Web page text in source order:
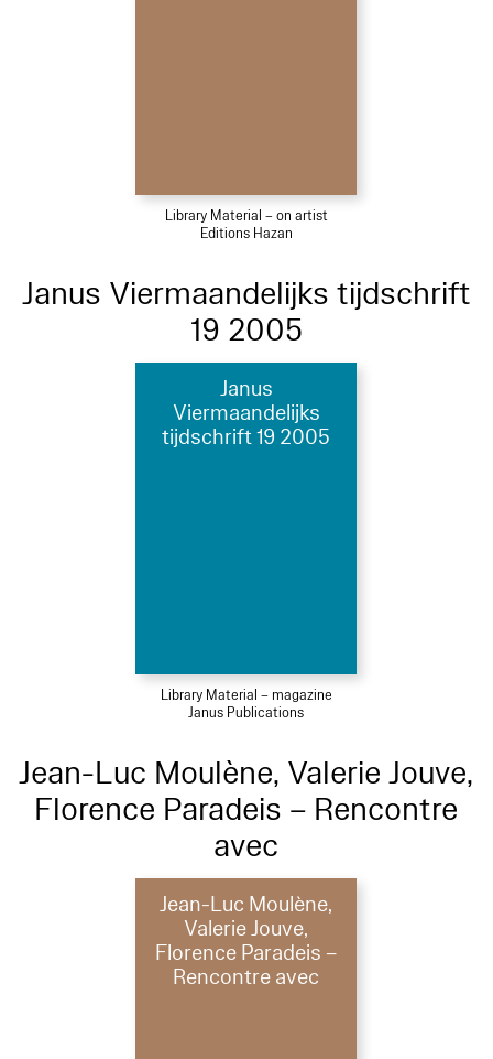
Library Material – on artist
Editions Hazan
Janus Viermaandelijks tijdschrift
19 2005
Janus
Viermaandelijks
tijdschrift 19 2005
Library Material – magazine
Janus Publications
Jean-Luc Moulène, Valerie Jouve,
Florence Paradeis – Rencontre
avec
Jean-Luc Moulène,
Valerie Jouve,
Florence Paradeis –
Rencontre avec